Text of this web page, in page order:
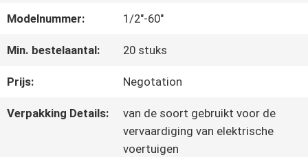
FABRIEKSTOCHT
NEEM
Modelnummer: 1/2"-60"
Min. bestelaantal: 20 stuks
Prijs: Negotation
Verpakking Details:
van de soort gebruikt voor de
vervaardiging van elektrische
voertuigen